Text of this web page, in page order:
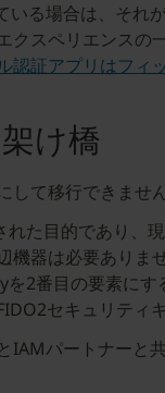
る場合は、それ
クスペリエンス
認証アプリはフィ
け橋
して移行できませ
た目的であり、
機器は必要あり
2番目の要素に
セキュリティ
IAMパートナーと